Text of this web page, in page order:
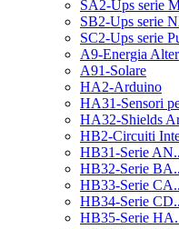
SA2-Ups serie
SB2-Ups serie
SC2-Ups serie
A9-Energia
A91-Solare
HA2-Arduino
HA31-Sensori
HA32-Shields
HB2-Circuiti
HB31-Serie
HB32-Serie
HB33-Serie
HB34-Serie
HB35-Serie